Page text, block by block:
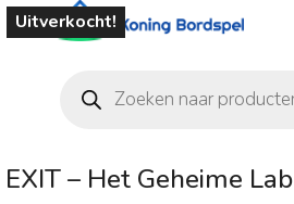
zoeken
Uitverkocht!
EXIT – Het Geheime Lab